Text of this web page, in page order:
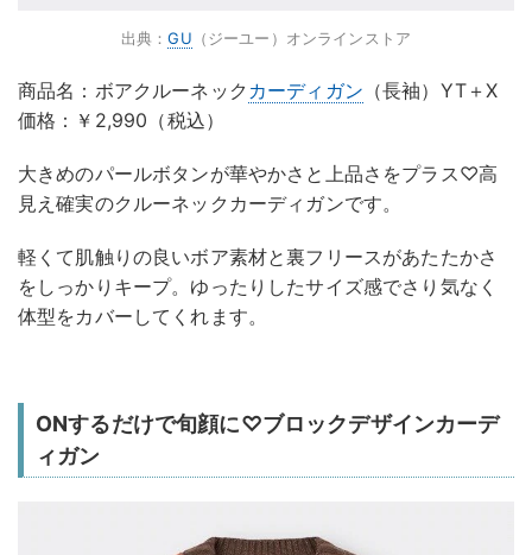
出典：GU （ジーユー）オンラインストア
商品名：ボアクルーネック カーディガン （長袖）YT＋X
価格：￥2,990（税込）
大きめのパールボタンが華やかさと上品さをプラス♡高
見え確実のクルーネックカーディガンです。
軽くて肌触りの良いボア素材と裏フリースがあたたかさ
をしっかりキープ。ゆったりしたサイズ感でさり気なく
体型をカバーしてくれます。
ONするだけで旬顔に♡ブロックデザインカーデ
ィガン